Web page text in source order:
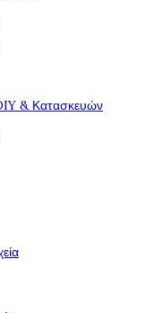
& Κατασκευών